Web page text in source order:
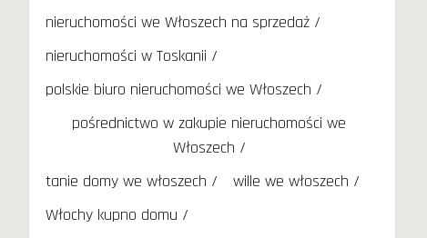
nieruchomości we Włoszech na sprzedaż
nieruchomości w Toskanii
polskie biuro nieruchomości we Włoszech
pośrednictwo w zakupie nieruchomości we
Włoszech
tanie domy we włoszech
wille we włoszech
Włochy kupno domu